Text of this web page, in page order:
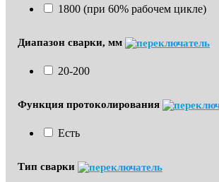
1800 (при 60% рабочем цикле)
Диапазон сварки, мм
20-200
Функция протоколирования
Есть
Тип сварки